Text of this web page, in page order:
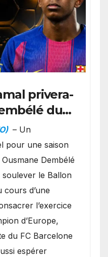
privera-
du
– Un
pour une saison
Dembélé
le Ballon
cours d’une
l’exercice
d’Europe,
du FC Barcelone
espérer